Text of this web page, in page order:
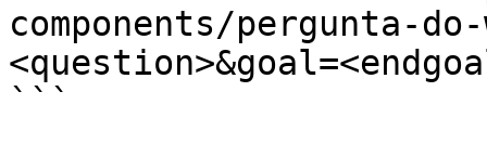
components/pergunta-do-
```